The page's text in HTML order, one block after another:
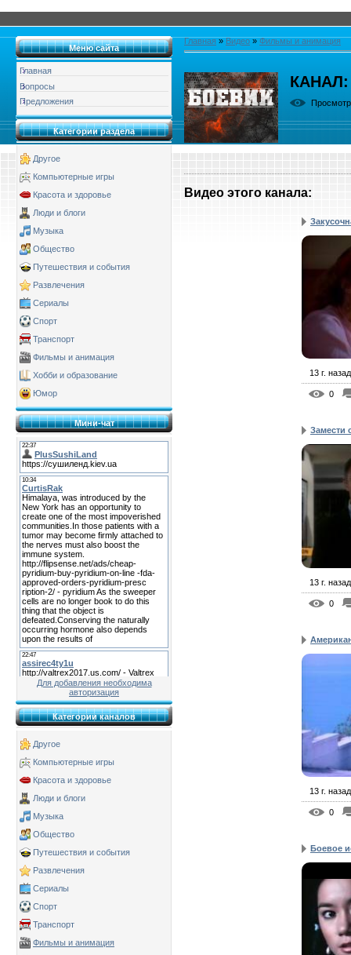
Меню сайта
Главная
Вопросы
Предложения
Категории раздела
Другое
Компьютерные игры
Красота и здоровье
Люди и блоги
Музыка
Общество
Путешествия и события
Развлечения
Сериалы
Спорт
Транспорт
Фильмы и анимация
Хобби и образование
Юмор
Мини-чат
Для добавления необходима
авторизация
Категории каналов
Другое
Компьютерные игры
Красота и здоровье
Люди и блоги
Музыка
Общество
Путешествия и события
Развлечения
Сериалы
Спорт
Транспорт
Фильмы и анимация
Главная » Видео » Фильмы и анимация
Видео этого канала:
13 г. назад
0
Замести
13 г. назад
0
13 г. назад
0
Боевое